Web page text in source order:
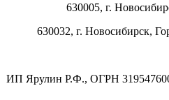
630005, г.
630032, г. Новосибирск,
ИП Ярулин Р.Ф., ОГРН